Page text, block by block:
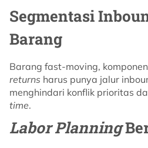
Segmentasi
Barang
Barang fast-moving,
returns harus punya jalur
menghindari konflik prioritas
time.
Labor Planning